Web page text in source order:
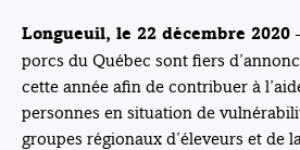
Longueuil, le 22 décembre 2020
porcs du Québec sont fiers
cette année afin de contribuer à
personnes en situation de
groupes régionaux d’éleveurs et de